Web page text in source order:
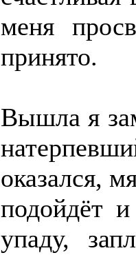
меня
принято.
Вышла я
оказался,
подойдёт
упаду,